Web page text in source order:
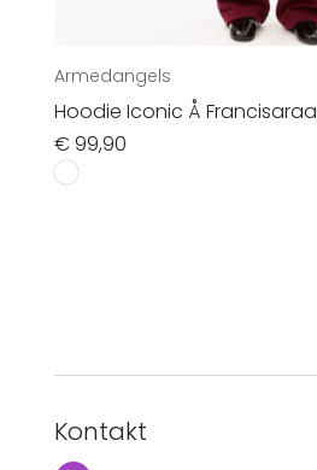
Armedangels
Hoodie Iconic Å Francisaraa
€99,90
Kontakt